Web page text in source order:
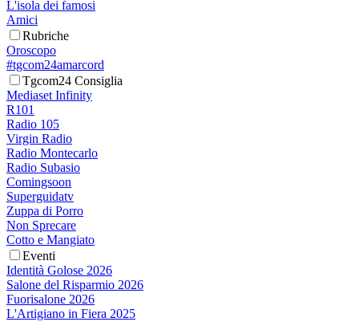
L'isola dei famosi
Amici
Rubriche
Oroscopo
#tgcom24amarcord
Tgcom24 Consiglia
Mediaset Infinity
R101
Radio 105
Virgin Radio
Radio Montecarlo
Radio Subasio
Comingsoon
Superguidatv
Zuppa di Porro
Non Sprecare
Cotto e Mangiato
Eventi
Identità Golose 2026
Salone del Risparmio 2026
Fuorisalone 2026
L'Artigiano in Fiera 2025